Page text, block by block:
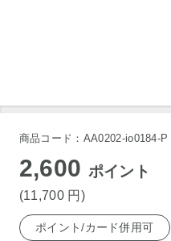
商品コード：AA0202-io0184-P
2,600 ポイント
(11,700 円 )
ポイント/カード併用可